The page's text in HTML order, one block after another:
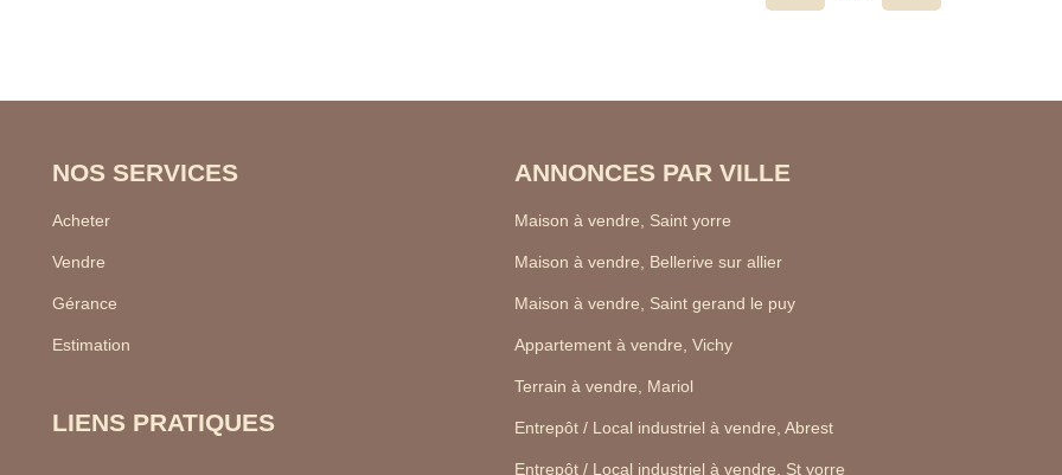
NOS SERVICES
Acheter
Vendre
Gérance
Estimation
LIENS PRATIQUES
ANNONCES PAR VILLE
Maison à vendre, Saint yorre
Maison à vendre, Bellerive sur allier
Maison à vendre, Saint gerand le puy
Appartement à vendre, Vichy
Terrain à vendre, Mariol
Entrepôt / Local industriel à vendre, Abrest
Entrepôt / Local industriel à vendre, St yorre